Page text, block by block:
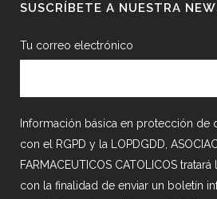
SUSCRÍBETE A NUESTRA
Tu correo electrónico
Información básica en protección de
con el RGPD y la LOPDGDD,
FARMACEUTICOS CATOLICOS
con la finalidad de enviar un boletín